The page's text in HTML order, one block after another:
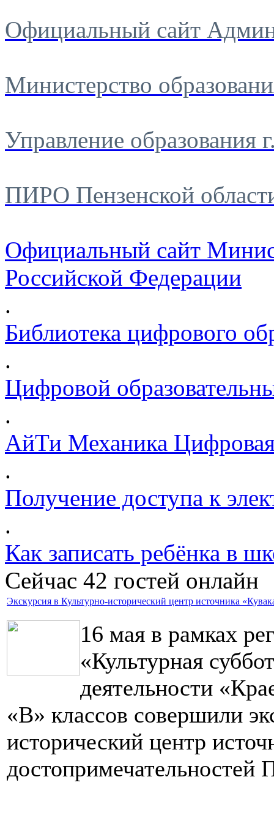
Официальный сайт
Министерство
Управление образования
ПИРО Пензенской
Официальный сайт
Российской Федерации
.
Библиотека цифрового
.
Цифровой
.
АйТи Механика
.
Получение доступа к
.
Как записать ребёнка в
Сейчас 42 гостей онлайн
Экскурсия в Культурно-исторический центр источника
16 мая в рамках
«Культурная
деятельности
«В» классов совершили
исторический центр
достопримечательностей